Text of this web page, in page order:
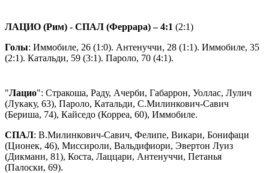
ЛАЦИО (Рим) - СПАЛ (Феррара)– 4:1 (2:1)
Голы: Иммобиле, 26 (1:0). Антенуччи, 28 (1:1). Иммобиле, 35
(2:1). Катальди, 59 (3:1). Пароло, 70 (4:1).
"Лацио": Стракоша, Раду, Ачерби, Габаррон, Уоллас, Лулич
(Лукаку, 63), Пароло, Катальди, С.Милинкович-Савич
(Бериша, 74), Кайседо (Корреа, 60), Иммобиле.
СПАЛ: В.Милинкович-Савич, Фелипе, Викари, Бонифаци
(Ционек, 46), Миссироли, Вальдифиори, Эвертон Луиз
(Дикманн, 81), Коста, Лаццари, Антенуччи, Петанья
(Палоски, 69).